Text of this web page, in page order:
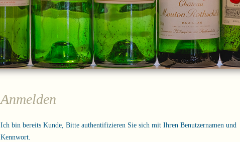
Anmelden
Ich bin bereits Kunde, Bitte authentifizieren Sie sich mit Ihren Benutzernamen und
Kennwort.